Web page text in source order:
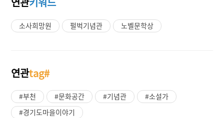
소사희망원 펄벅기념관 노벨문학상
연관tag#
#부천 #문화공간 #기념관
#소설가
#경기도마을이야기